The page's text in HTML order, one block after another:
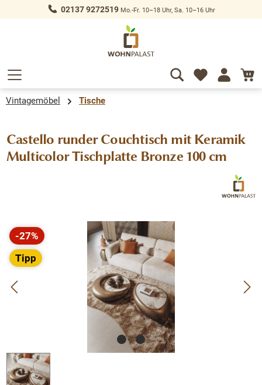
springen 02137 9272519Mo.-Fr. 10–18 Uhr, Sa. 10–16 Uhr
Vintagemöbel Tische
Castello runder Couchtisch mit Keramik
Multicolor Tischplatte Bronze 100 cm
Bildergalerie überspringen
-27%
Rabatt
Tipp